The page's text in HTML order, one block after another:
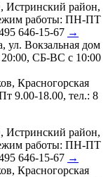
район,
работы: ПН-ПТ
646-15-67 →
ул. Вокзальная дом
СБ-ВС с 10:00
Красногорская
9.00-18.00, тел.: 8
район,
работы: ПН-ПТ
646-15-67 →
Красногорская